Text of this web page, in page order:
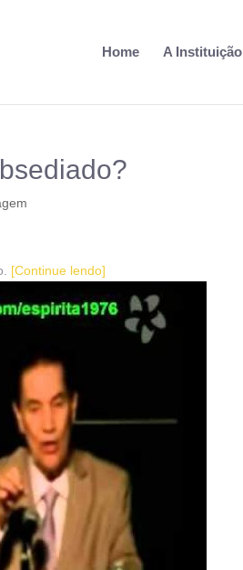
Home A Instituição
[Continue lendo]